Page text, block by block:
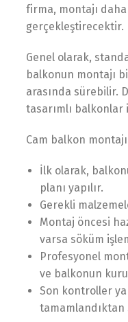
firma, montajı
gerçekleştirecektir.
Genel olarak,
balkonun montajı
arasında sürebilir.
tasarımlı
Cam balkon
İlk olarak,
planı yapılır.
Gerekli
Montaj öncesi
varsa söküm
Profesyonel
ve balkonun
Son kontroller
tamamlandıktan